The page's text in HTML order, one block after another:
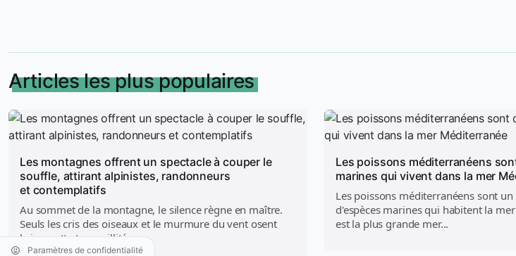
Articles les plus populaires
Les montagnes offrent un spectacle à couper le
souffle, attirant alpinistes, randonneurs
et contemplatifs
Au sommet de la montagne, le silence règne en maître.
Seuls les cris des oiseaux et le murmure du vent osent
briser cette tranquillité...
Les poissons méditerranéens
marines qui vivent dans la mer
Les poissons méditerranéens sont
d'espèces marines qui habitent la
est la plus grande mer...
Paramètres de confidentialité